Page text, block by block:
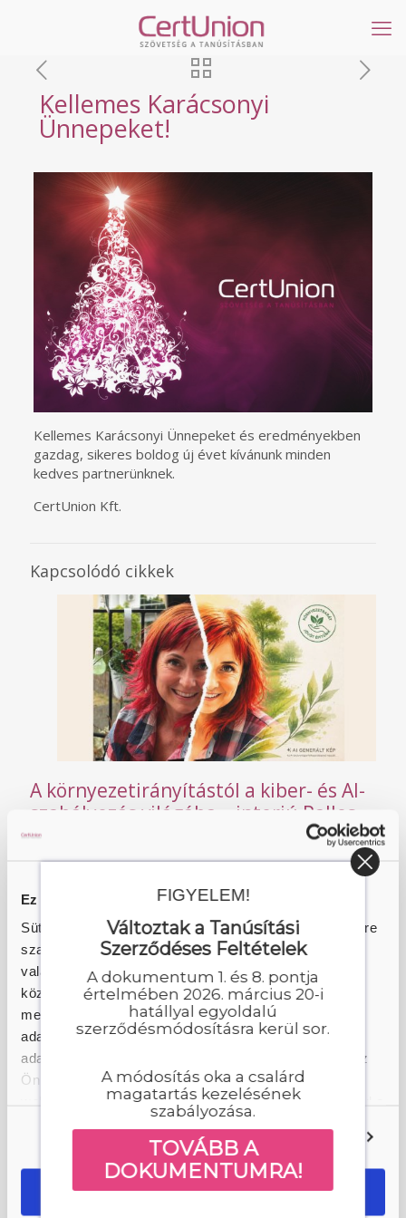
Ez a weboldal sütiket használ
Sütiket használunk a tartalmak és hirdetések személyre
szabásához, közösségi funkciók biztosításához,
valamint weboldalforgalmunk elemzéséhez. Ezenkívül
közösségi média-, hirdető- és elemező partnereinkkel
megosztjuk az Ön weboldalhasználatra vonatkozó
adatait, akik kombinálhatják az adatokat más olyan
adatokkal, amelyeket Ön adott meg számukra vagy az
Ön által használt más szolgáltatásokból gyűjtöttek. A
weboldalon való böngészés folytatásával Ön hozzájárul a
OK
Kellemes Karácsonyi
Ünnepeket!
Kellemes Karácsonyi Ünnepeket és eredményekben
gazdag, sikeres boldog új évet kívánunk minden
kedves partnerünknek.
CertUnion Kft.
Kapcsolódó cikkek
A környezetirányítástól a kiber- és AI-
szabályozás világába – interjú Pallos
Gabriellával
A minőség a piac megkülönböztető
FIGYELEM!
Változtak a Tanúsítási
Szerződéses Feltételek
A dokumentum 1. és 8. pontja
értelmében 2026. március 20-i
hatállyal egyoldalú
szerződésmódosításra kerül sor.
A módosítás oka a csalárd
magatartás kezelésének
szabályozása.
TOVÁBB A
DOKUMENTUMRA!